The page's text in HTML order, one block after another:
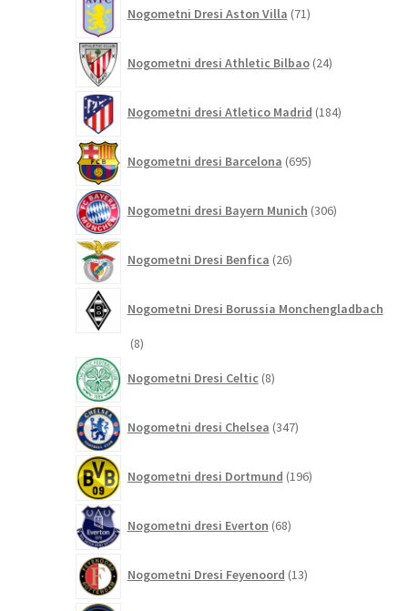
Nogometni Dresi Aston Villa 71izdelkov
Nogometni dresi Athletic Bilbao 24izdelkov
Nogometni dresi Atletico Madrid 184izdelkov
Nogometni dresi Barcelona 695izdelkov
Nogometni dresi Bayern Munich 306izdelkov
Nogometni Dresi Benfica 26izdelkov
Nogometni Dresi Borussia Monchengladbach
88
Nogometni Dresi Celtic 8izdelkov
Nogometni dresi Chelsea 347izdelkov
Nogometni dresi Dortmund 196izdelkov
Nogometni dresi Everton 68izdelkov
Nogometni Dresi Feyenoord 13izdelkov